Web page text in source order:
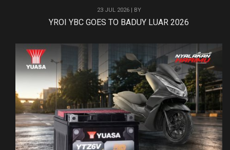
23 JUL 2026 | BY
YROI YBC GOES TO BADUY LUAR 2026